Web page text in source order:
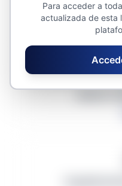
Para acceder a
actualizada de esta